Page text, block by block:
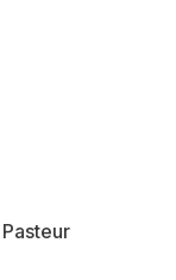
Pasteur